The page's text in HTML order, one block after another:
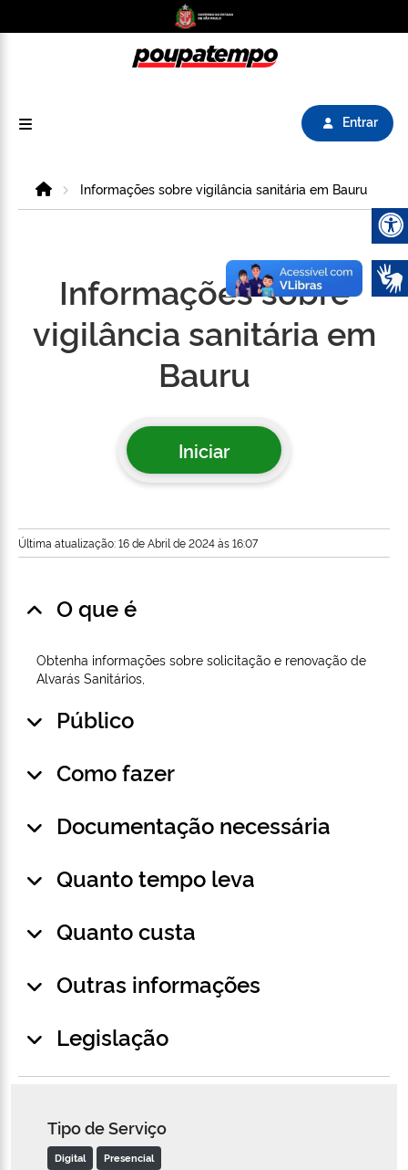
Entrar
HomeInformações sobre vigilância sanitária em Bauru
Informações sobre
vigilância sanitária em
Bauru
Iniciar
Última atualização: 16 de Abril de 2024 às 16:07
O que é
Obtenha informações sobre solicitação e renovação de
Alvarás Sanitários,
Público
Como fazer
Documentação necessária
Quanto tempo leva
Quanto custa
Outras informações
Legislação
Tipo de Serviço
Digital Presencial